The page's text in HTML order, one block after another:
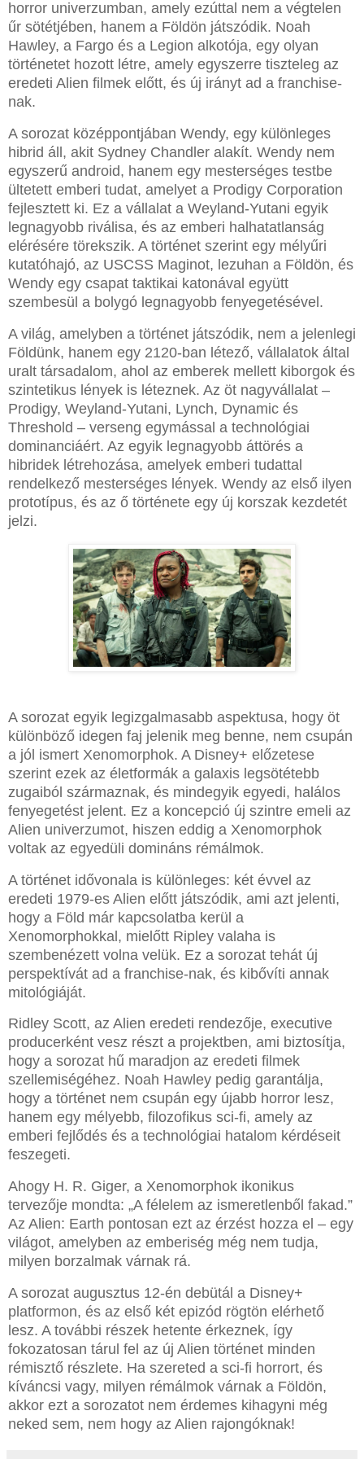
horror univerzumban, amely ezúttal nem a végtelen
űr sötétjében, hanem a Földön játszódik. Noah
Hawley, a Fargo és a Legion alkotója, egy olyan
történetet hozott létre, amely egyszerre tiszteleg az
eredeti Alien filmek előtt, és új irányt ad a franchise-
nak.
A sorozat középpontjában Wendy, egy különleges
hibrid áll, akit Sydney Chandler alakít. Wendy nem
egyszerű android, hanem egy mesterséges testbe
ültetett emberi tudat, amelyet a Prodigy Corporation
fejlesztett ki. Ez a vállalat a Weyland-Yutani egyik
legnagyobb riválisa, és az emberi halhatatlanság
elérésére törekszik. A történet szerint egy mélyűri
kutatóhajó, az USCSS Maginot, lezuhan a Földön, és
Wendy egy csapat taktikai katonával együtt
szembesül a bolygó legnagyobb fenyegetésével.
A világ, amelyben a történet játszódik, nem a jelenlegi
Földünk, hanem egy 2120-ban létező, vállalatok által
uralt társadalom, ahol az emberek mellett kiborgok és
szintetikus lények is léteznek. Az öt nagyvállalat –
Prodigy, Weyland-Yutani, Lynch, Dynamic és
Threshold – verseng egymással a technológiai
dominanciáért. Az egyik legnagyobb áttörés a
hibridek létrehozása, amelyek emberi tudattal
rendelkező mesterséges lények. Wendy az első ilyen
prototípus, és az ő története egy új korszak kezdetét
jelzi.
A sorozat egyik legizgalmasabb aspektusa, hogy öt
különböző idegen faj jelenik meg benne, nem csupán
a jól ismert Xenomorphok. A Disney+ előzetese
szerint ezek az életformák a galaxis legsötétebb
zugaiból származnak, és mindegyik egyedi, halálos
fenyegetést jelent. Ez a koncepció új szintre emeli az
Alien univerzumot, hiszen eddig a Xenomorphok
voltak az egyedüli domináns rémálmok.
A történet idővonala is különleges: két évvel az
eredeti 1979-es Alien előtt játszódik, ami azt jelenti,
hogy a Föld már kapcsolatba kerül a
Xenomorphokkal, mielőtt Ripley valaha is
szembenézett volna velük. Ez a sorozat tehát új
perspektívát ad a franchise-nak, és kibővíti annak
mitológiáját.
Ridley Scott, az Alien eredeti rendezője, executive
producerként vesz részt a projektben, ami biztosítja,
hogy a sorozat hű maradjon az eredeti filmek
szellemiségéhez. Noah Hawley pedig garantálja,
hogy a történet nem csupán egy újabb horror lesz,
hanem egy mélyebb, filozofikus sci-fi, amely az
emberi fejlődés és a technológiai hatalom kérdéseit
feszegeti.
Ahogy H. R. Giger, a Xenomorphok ikonikus
tervezője mondta: „A félelem az ismeretlenből fakad.”
Az Alien: Earth pontosan ezt az érzést hozza el – egy
világot, amelyben az emberiség még nem tudja,
milyen borzalmak várnak rá.
A sorozat augusztus 12-én debütál a Disney+
platformon, és az első két epizód rögtön elérhető
lesz. A további részek hetente érkeznek, így
fokozatosan tárul fel az új Alien történet minden
rémisztő részlete. Ha szereted a sci-fi horrort, és
kíváncsi vagy, milyen rémálmok várnak a Földön,
akkor ezt a sorozatot nem érdemes kihagyni még
neked sem, nem hogy az Alien rajongóknak!